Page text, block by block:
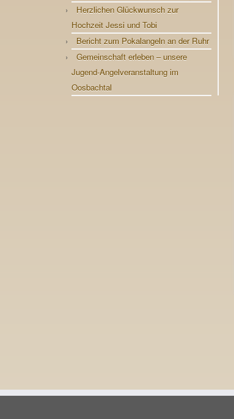
Herzlichen Glückwunsch zur
Hochzeit Jessi und Tobi
Bericht zum Pokalangeln an der Ruhr
Gemeinschaft erleben – unsere
Jugend-Angelveranstaltung im
Oosbachtal